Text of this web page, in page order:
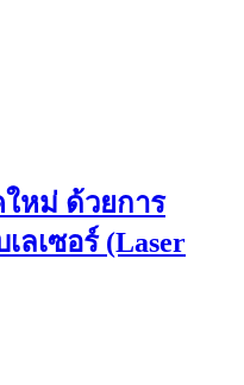
หม่ ด้วยการ
ลเซอร์ (Laser